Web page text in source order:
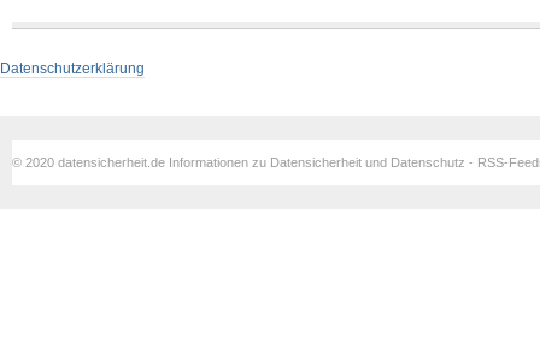
Datenschutzerklärung
© 2020 datensicherheit.de Informationen zu Datensicherheit und Datenschutz - RSS-